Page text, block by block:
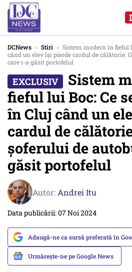
DCNews › Stiri › Sistem modern în fieful
când un elev își pierde cardul de călătorie.
care i-a găsit portofelul
Sistem
fieful lui Boc: Ce
în Cluj când un
cardul de
șoferului de
găsit portofelul
Autor: Andrei Itu
Data publicării: 07 Noi 2024
Adaugă-ne ca sursă preferată în
Urmărește-ne pe Google News